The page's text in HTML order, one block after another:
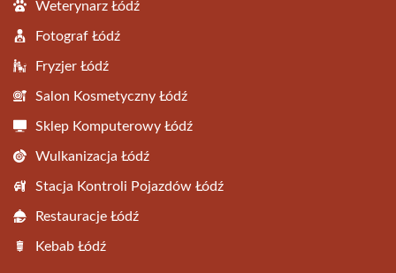
Weterynarz Łódź
Fotograf Łódź
Fryzjer Łódź
Salon Kosmetyczny Łódź
Sklep Komputerowy Łódź
Wulkanizacja Łódź
Stacja Kontroli Pojazdów Łódź
Restauracje Łódź
Kebab Łódź